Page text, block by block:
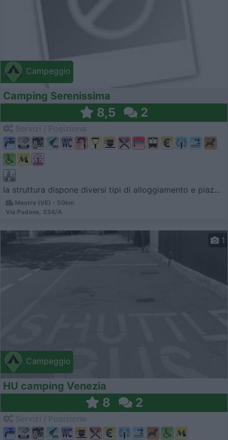
Campeggio
Camping Serenissima
8,5 2
la struttura dispone diversi tipi di alloggiamento e piaz...
Mestre (VE) - 50km
Via Padana, 334/A
Campeggio
1
HU camping Venezia
8 2